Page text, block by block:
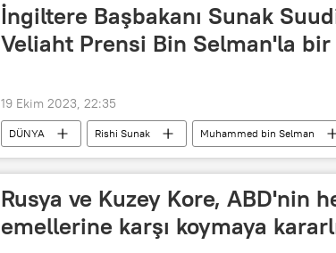
İngiltere Başbakanı Sunak
Veliaht Prensi Bin Selman'la
19 Ekim 2023, 22:35
DÜNYA Rishi Sunak Muhammed bin Selman
Rusya ve Kuzey Kore, ABD'nin
emellerine karşı koymaya